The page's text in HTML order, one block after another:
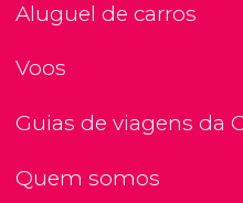
Aluguel de carros
Voos
Guias de viagens da
Quem somos